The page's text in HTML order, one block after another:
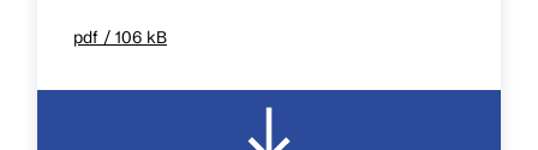
pdf / 106 kB